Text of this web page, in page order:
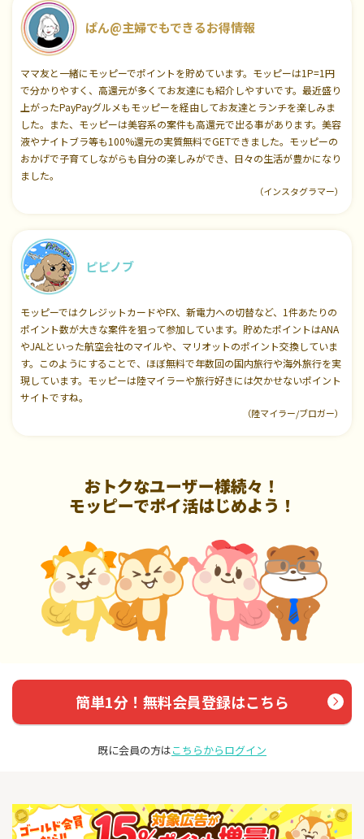
ぱん@主婦でもできるお得情報
ママ友と一緒にモッピーでポイントを貯めています。モッピーは1P=1円
で分かりやすく、高還元が多くてお友達にも紹介しやすいです。最近盛り
上がったPayPayグルメもモッピーを経由してお友達とランチを楽しみま
した。また、モッピーは美容系の案件も高還元で出る事があります。美容
液やナイトブラ等も100%還元の実質無料でGETできました。モッピーの
おかげで子育てしながらも自分の楽しみができ、日々の生活が豊かになり
ました。
（インスタグラマー）
ピピノブ
モッピーではクレジットカードやFX、新電力への切替など、1件あたりの
ポイント数が大きな案件を狙って参加しています。貯めたポイントはANA
やJALといった航空会社のマイルや、マリオットのポイント交換していま
す。このようにすることで、ほぼ無料で年数回の国内旅行や海外旅行を実
現しています。モッピーは陸マイラーや旅行好きには欠かせないポイント
サイトですね。
（陸マイラー/ブロガー）
おトクなユーザー様続々！
モッピーでポイ活はじめよう！
簡単1分！無料会員登録はこちら
既に会員の方はこちらからログイン